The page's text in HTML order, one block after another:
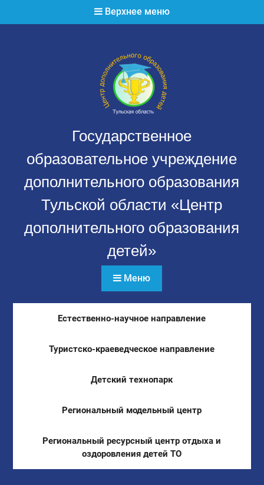
Верхнее меню
Государственное
образовательное учреждение
дополнительного образования
Тульской области «Центр
дополнительного образования
детей»
Меню
Естественно-научное направление
Туристско-краеведческое направление
Детский технопарк
Региональный модельный центр
Региональный ресурсный центр отдыха и
оздоровления детей ТО